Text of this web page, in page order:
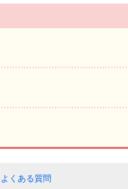
よくある質問